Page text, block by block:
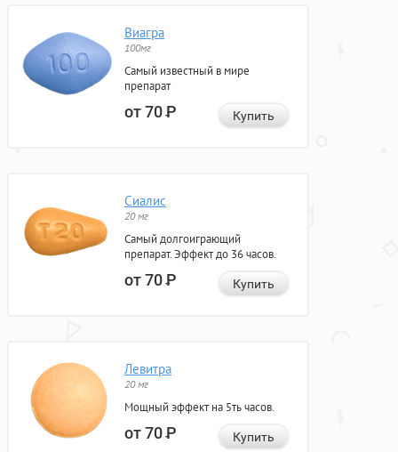
Виагра
100мг
Самый известный в мире
препарат
от 70Р Купить
Сиалис
20 мг
Самый долгоиграющий
препарат. Эффект до 36 часов.
от 70Р Купить
Левитра
20 мг
Мощный эффект на 5ть часов.
от 70Р Купить